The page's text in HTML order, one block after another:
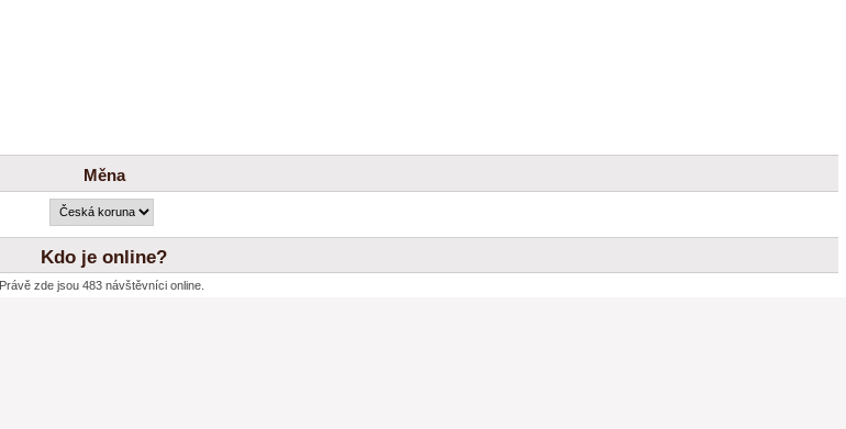
Měna
Kdo je online?
Právě zde jsou 483 návštěvníci online.